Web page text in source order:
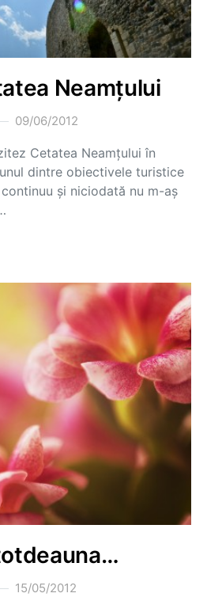
Neamțului
09/06/2012
Cetatea Neamțului în
dintre obiectivele turistice
și niciodată nu m-aș
15/05/2012